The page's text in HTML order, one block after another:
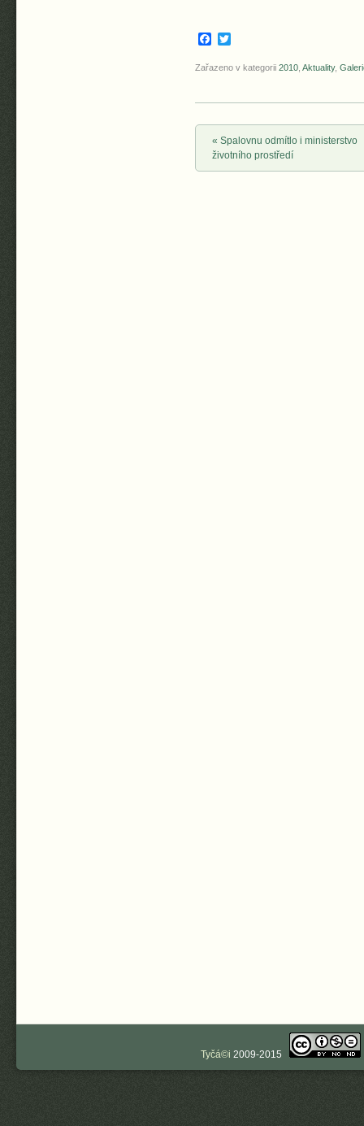
Facebook
Zařazeno v kategorii 2010 Aktuality,
Post navigation
« Spalovnu odmítlo i ministerstvo
životního prostředí
Tyčá©i 2009-2015